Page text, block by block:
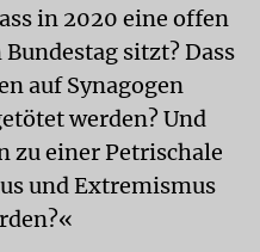
in 2020 eine offen
sitzt? Dass
auf Synagogen
werden? Und
zu einer Petrischale
und Extremismus